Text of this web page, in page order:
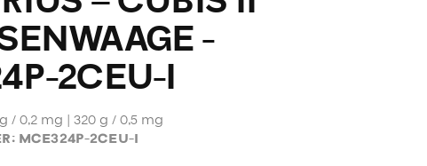
-
2CEU-I
/ 0,2 mg | 320 g / 0,5 mg
MCE324P-2CEU-I